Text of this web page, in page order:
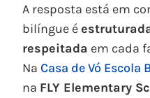
A resposta está em
bilíngue é
respeitada em cada
Na Casa de Vó Escola
na FLY Elementary